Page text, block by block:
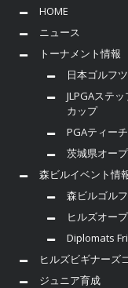
HOME
ニュース
トーナメント情報
日本ゴルフ
JLPGAステ
カップ
PGAティー
茨城県オー
森ビルイベント情
森ビルゴル
ヒルズオー
Diplomats
ヒルズビギナーズ
ジュニア育成